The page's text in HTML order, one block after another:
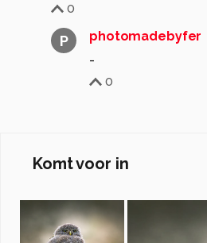
0
P photomadebyfer
-
0
Komt voor in